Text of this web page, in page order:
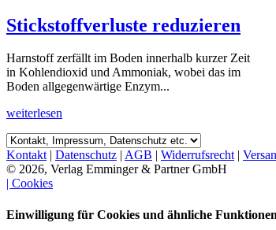
Stickstoffverluste reduzieren
Harnstoff zerfällt im Boden innerhalb kurzer Zeit
in Kohlendioxid und Ammoniak, wobei das im
Boden allgegenwärtige Enzym...
weiterlesen
Kontakt| Datenschutz | AGB | Widerrufsrecht|
© 2026, Verlag Emminger & Partner GmbH
| Cookies
Einwilligung für Cookies und ähnliche Funktionen